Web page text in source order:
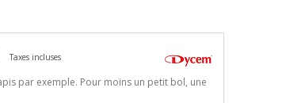
Taxes incluses
par exemple. Pour moins un petit bol, une